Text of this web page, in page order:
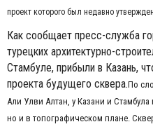
проект которого был недавно
Как сообщает пресс-служба
турецких архитектурно-
Стамбуле, прибыли в Казань,
проекта будущего сквера.По
Али Улви Алтан, у Казани и
но и в топографическом плане.